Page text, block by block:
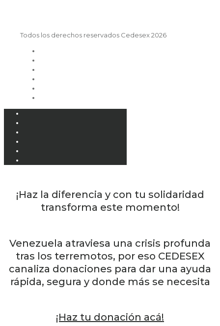
Todos los derechos reservados Cedesex 2026
¡Haz la diferencia y con tu solidaridad
transforma este momento!
Venezuela atraviesa una crisis profunda
tras los terremotos, por eso CEDESEX
canaliza donaciones para dar una ayuda
rápida, segura y donde más se necesita
¡Haz tu donación acá!